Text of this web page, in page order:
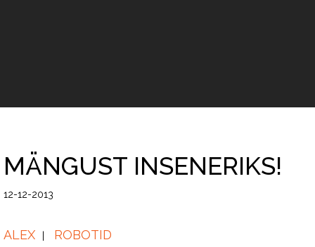
MÄNGUST INSENERIKS!
12-12-2013
ALEX ROBOTID